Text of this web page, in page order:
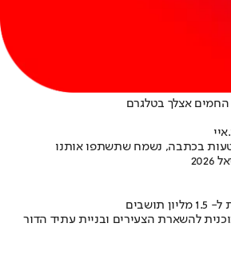
החמים אצלך בטלגרם
בכתבה, נשמח שתשתפו אותנו
להשארת הצעירים ובניית עתיד הדור